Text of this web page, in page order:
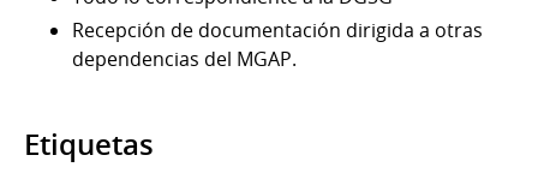
Recepción de documentación dirigida a otras
dependencias del MGAP.
Etiquetas